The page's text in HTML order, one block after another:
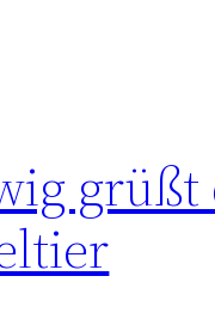
grüßt